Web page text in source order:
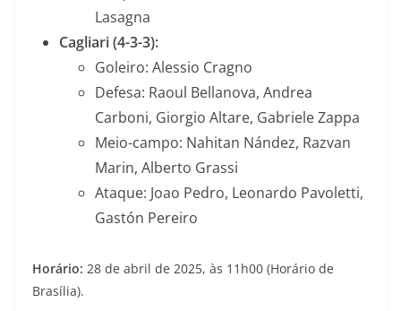
Lasagna
Cagliari (4-3-3):
Goleiro: Alessio Cragno
Defesa: Raoul Bellanova, Andrea
Carboni, Giorgio Altare, Gabriele Zappa
Meio-campo: Nahitan Nández, Razvan
Marin, Alberto Grassi
Ataque: Joao Pedro, Leonardo Pavoletti,
Gastón Pereiro
Horário: 28 de abril de 2025, às 11h00 (Horário de
Brasília).